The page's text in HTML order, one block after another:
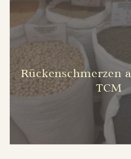
Rückenschmerzen
TCM